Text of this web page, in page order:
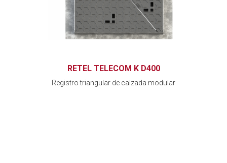
RETEL TELECOM K D400
Registro triangular de calzada modular